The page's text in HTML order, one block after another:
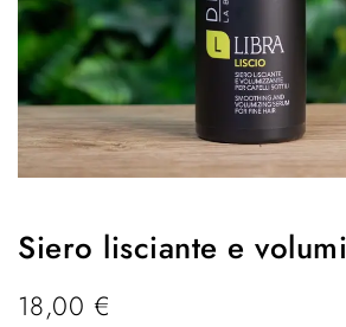
Siero lisciante e
18,00 €